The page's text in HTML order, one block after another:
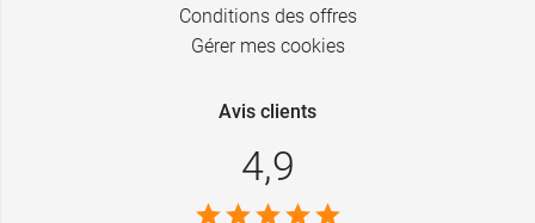
Conditions des offres
Gérer mes cookies
Avis clients
4,9